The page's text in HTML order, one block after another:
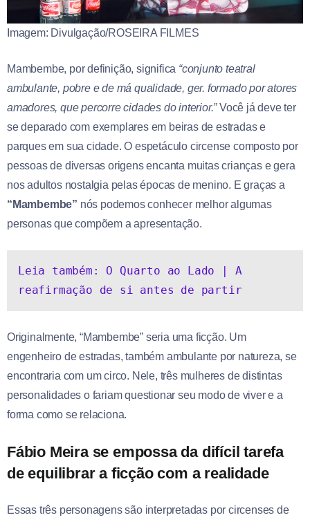
Imagem: Divulgação/ROSEIRA FILMES
Mambembe, por definição, significa “conjunto teatral
ambulante, pobre e de má qualidade, ger. formado por atores
amadores, que percorre cidades do interior.”Você já deve ter
se deparado com exemplares em beiras de estradas e
parques em sua cidade. O espetáculo circense composto por
pessoas de diversas origens encanta muitas crianças e gera
nos adultos nostalgia pelas épocas de menino. E graças a
“Mambembe” nós podemos conhecer melhor algumas
personas que compõem a apresentação.
Leia também: O Quarto ao Lado | A
reafirmação de si antes de partir
Originalmente, “Mambembe” seria uma ficção. Um
engenheiro de estradas, também ambulante por natureza, se
encontraria com um circo. Nele, três mulheres de distintas
personalidades o fariam questionar seu modo de viver e a
forma como se relaciona.
Fábio Meira se empossa da difícil tarefa
de equilibrar a ficção com a realidade
Essas três personagens são interpretadas por circenses de